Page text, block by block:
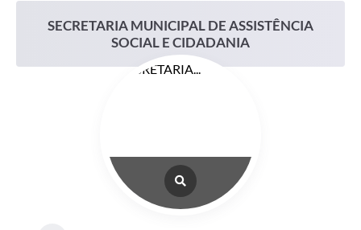
Sala do Empreendedor
LGPD - Lei Geral de Proteção de Dados
SECRETARIA MUNICIPAL DE ASSISTÊNCIA
SOCIAL E CIDADANIA